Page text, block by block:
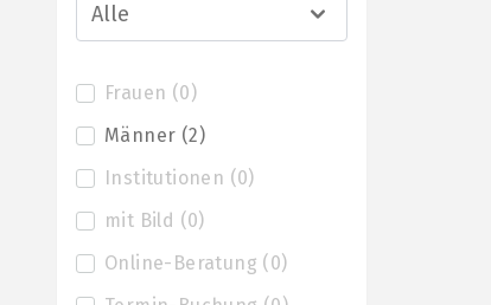
Alle
Frauen (0)
Männer (2)
Institutionen (0)
mit Bild (0)
Online-Beratung ( 0)